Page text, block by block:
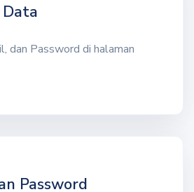
dan Password di halaman
Password